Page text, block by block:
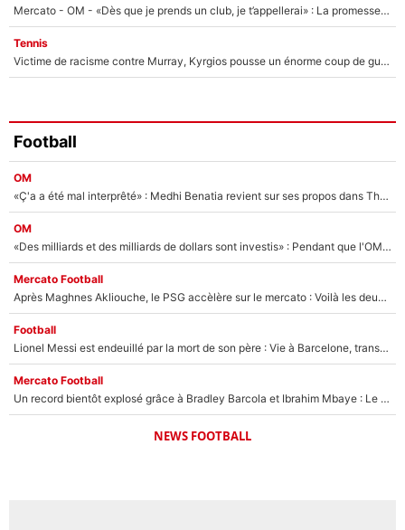
Mercato - OM - «Dès que je prends un club, je t’appellerai» : La promesse de Marcelino au moment de claquer la porte
Tennis
Victime de racisme contre Murray, Kyrgios pousse un énorme coup de gueule !
Football
OM
«Ç'a a été mal interprêté» : Medhi Benatia revient sur ses propos dans The Bridge et précise ses conditions pour rejoindre le PSG !
OM
«Des milliards et des milliards de dollars sont investis» : Pendant que l'OM est en pleine crise financière, Frank McCourt lance un nouveau projet à 260M€ !
Mercato Football
Après Maghnes Akliouche, le PSG accèlère sur le mercato : Voilà les deux nouvelles recrues qui vont signer la semaine prochaine ?
Football
Lionel Messi est endeuillé par la mort de son père : Vie à Barcelone, transfert au PSG... voilà comment Jorge Messi a joué un rôle essentiel dans sa carrière !
Mercato Football
Un record bientôt explosé grâce à Bradley Barcola et Ibrahim Mbaye : Le PSG sur le point de réaliser un mercato historique ?
NEWS FOOTBALL